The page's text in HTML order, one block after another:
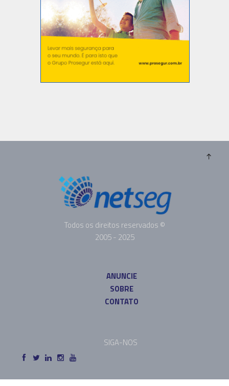
Todos os direitos reservados ©
2005 - 2025
ANUNCIE
SOBRE
CONTATO
SIGA-NOS